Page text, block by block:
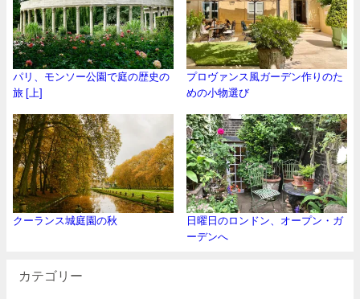
パリ、モンソー公園で庭の歴史の
旅 [上]
プロヴァンス風ガーデン作りのた
めの小物選び
クーランス城庭園の秋
日曜日のロンドン、オープン・ガ
ーデンへ
カテゴリー